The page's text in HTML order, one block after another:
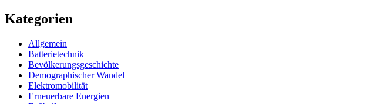
Kategorien
Allgemein
Batterietechnik
Bevölkerungsgeschichte
Demographischer Wandel
Elektromobilität
Erneuerbare Energien